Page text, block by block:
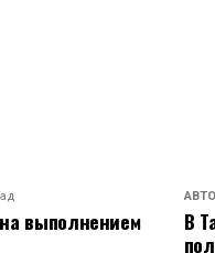
об этом решение
в столицу, то
выполнением
В